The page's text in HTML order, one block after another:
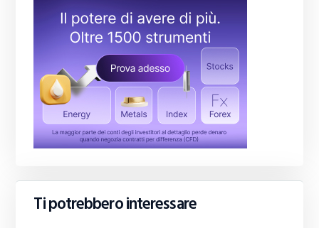
Ti potrebbero interessare